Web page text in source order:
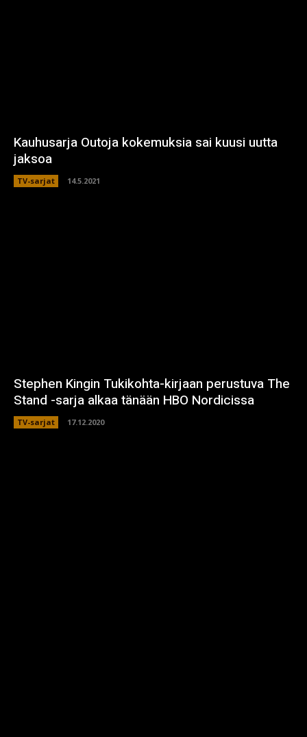
Kauhusarja Outoja kokemuksia sai kuusi uutta
jaksoa
TV-sarjat 14.5.2021
Stephen Kingin Tukikohta-kirjaan perustuva The
Stand -sarja alkaa tänään HBO Nordicissa
TV-sarjat 17.12.2020